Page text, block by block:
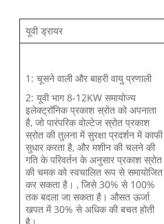
यूवी ड्रायर
1: चूसने वाली और बाहरी वायु प्रणाली
2: यूवी भाग 8-12KW समायोज्य
इलेक्ट्रॉनिक प्रकाश स्रोत को अपनाता
है, जो पारंपरिक वोल्टेज स्रोत प्रकाश
स्रोत की तुलना में सुरक्षा प्रदर्शन में काफी
सुधार करता है, और मशीन की चलने की
गति के परिवर्तन के अनुसार प्रकाश स्रोत
की चमक को स्वचालित रूप से समायोजित
कर सकता है। , जिसे 30% से 100%
तक बदला जा सकता है। औसत ऊर्जा
खपत में 30% से अधिक की बचत होती
है।